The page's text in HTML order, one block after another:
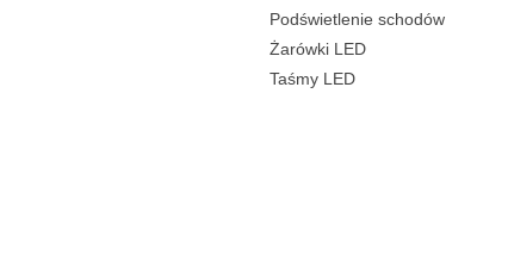
Podświetlenie schodów
Żarówki LED
Taśmy LED